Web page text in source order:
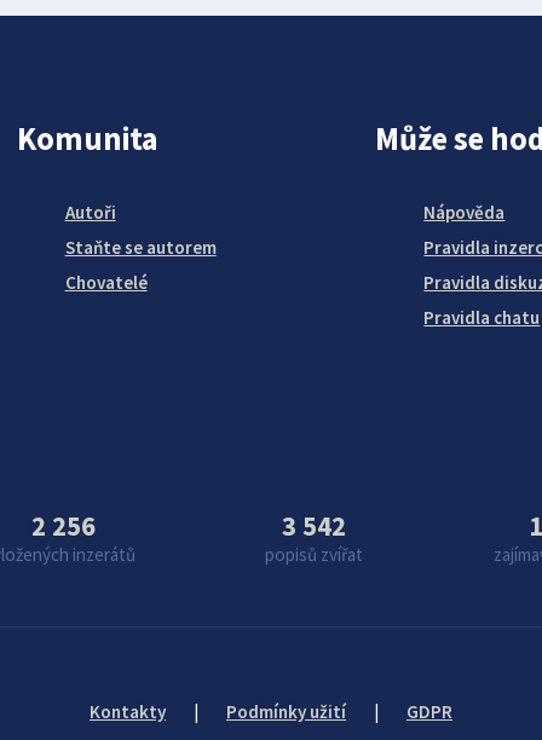
Komunita
Autoři
Staňte se autorem
Chovatelé
Může se
Nápověda
Pravidla
Pravidla
Pravidla chatu
2 256
inzerátů
3 542
popisů zvířat
Kontakty | Podmínky užití | GDPR